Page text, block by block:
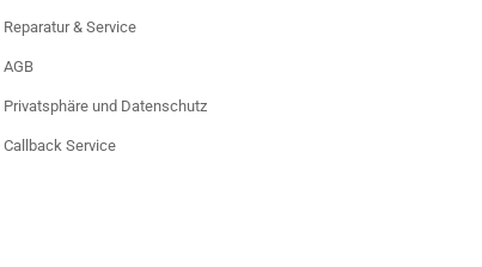
Reparatur & Service
AGB
Privatsphäre und Datenschutz
Callback Service